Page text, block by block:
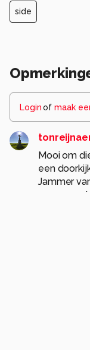
side
Loginof maak
Mooi om
een
Jammer
zou